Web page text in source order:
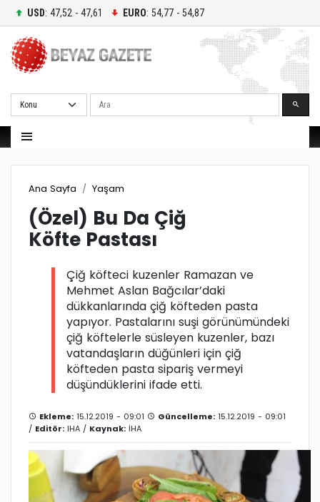
USD: 47,52 - 47,61 EURO: 54,77 - 54,87
Ara
Ana Sayfa Yaşam
(Özel) Bu Da Çiğ
Köfte Pastası
Çiğ köfteci kuzenler Ramazan ve
Mehmet Aslan Bağcılar’daki
dükkanlarında çiğ köfteden pasta
yapıyor. Pastalarını suşi görünümündeki
çiğ köftelerle süsleyen kuzenler, bazı
vatandaşların düğünleri için çiğ
köfteden pasta sipariş vermeyi
düşündüklerini ifade etti.
Ekleme: 15.12.2019 - 09:01 Güncelleme: 15.12.2019 - 09:01
/ Editör: IHA / Kaynak: İHA